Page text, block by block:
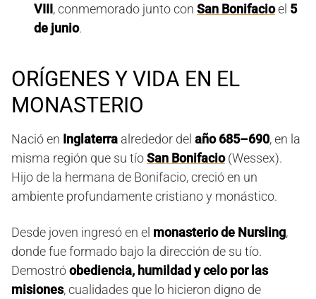
VIII, conmemorado junto con San Bonifacioel 5
de junio.
ORÍGENES Y VIDA EN EL
MONASTERIO
Nació en Inglaterra alrededor del año 685–690, en la
misma región que su tíoSan Bonifacio(Wessex).
Hijo de la hermana de Bonifacio, creció en un
ambiente profundamente cristiano y monástico.
Desde joven ingresó en el monasterio de Nursling,
donde fue formado bajo la dirección de su tío.
Demostróobediencia, humildad y celo por las
misiones, cualidades que lo hicieron digno de